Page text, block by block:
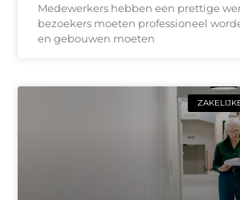
Medewerkers hebben een prettige
bezoekers moeten professioneel
en gebouwen moeten